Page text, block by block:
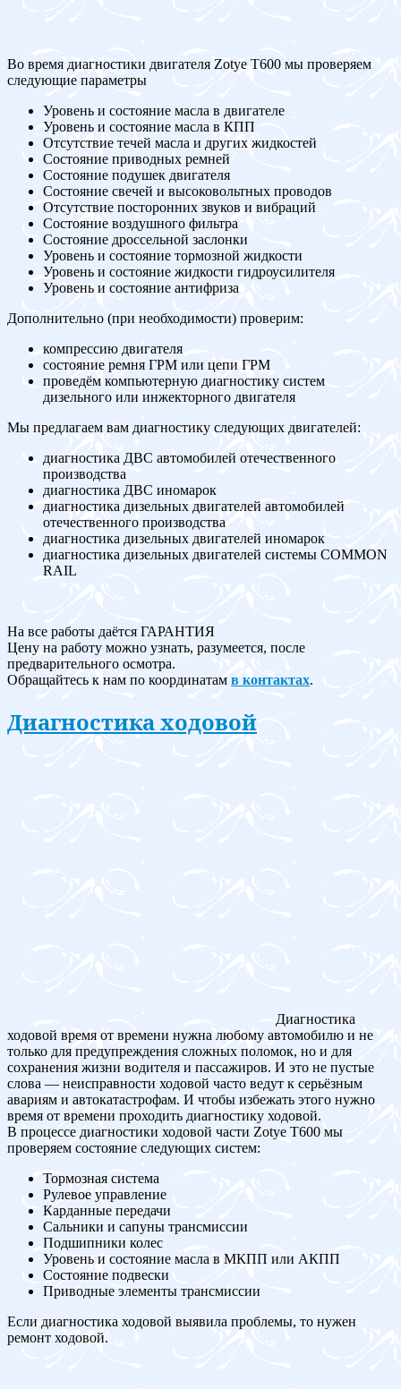
Во время диагностики двигателя Zotye T600 мы проверяем
следующие параметры
Уровень и состояние масла в двигателе
Уровень и состояние масла в КПП
Отсутствие течей масла и других жидкостей
Состояние приводных ремней
Состояние подушек двигателя
Состояние свечей и высоковольтных проводов
Отсутствие посторонних звуков и вибраций
Состояние воздушного фильтра
Состояние дроссельной заслонки
Уровень и состояние тормозной жидкости
Уровень и состояние жидкости гидроусилителя
Уровень и состояние антифриза
Дополнительно (при необходимости) проверим:
компрессию двигателя
состояние ремня ГРМ или цепи ГРМ
проведём компьютерную диагностику систем
дизельного или инжекторного двигателя
Мы предлагаем вам диагностику следующих двигателей:
диагностика ДВС автомобилей отечественного
производства
диагностика ДВС иномарок
диагностика дизельных двигателей автомобилей
отечественного производства
диагностика дизельных двигателей иномарок
диагностика дизельных двигателей системы COMMON
RAIL
На все работы даётся ГАРАНТИЯ
Цену на работу можно узнать, разумеется, после
предварительного осмотра.
Обращайтесь к нам по координатам в контактах.
Диагностика ходовой
Диагностика
ходовой время от времени нужна любому автомобилю и не
только для предупреждения сложных поломок, но и для
сохранения жизни водителя и пассажиров. И это не пустые
слова — неисправности ходовой часто ведут к серьёзным
авариям и автокатастрофам. И чтобы избежать этого нужно
время от времени проходить диагностику ходовой.
В процессе диагностики ходовой части Zotye T600 мы
проверяем состояние следующих систем:
Тормозная система
Рулевое управление
Карданные передачи
Сальники и сапуны трансмиссии
Подшипники колес
Уровень и состояние масла в МКПП или АКПП
Состояние подвески
Приводные элементы трансмиссии
Если диагностика ходовой выявила проблемы, то нужен
ремонт ходовой.